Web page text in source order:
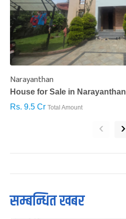
Narayanthan
House for Sale in Narayanthan
Rs. 9.5 Cr Total Amount
‹ ›
सम्बन्धित खबर